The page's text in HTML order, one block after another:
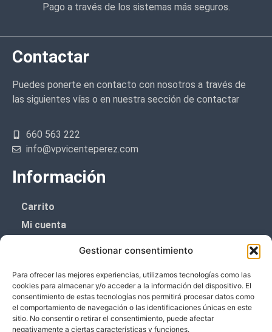
Gestionar consentimiento
Para ofrecer las mejores experiencias, utilizamos tecnologías como las
cookies para almacenar y/o acceder a la información del dispositivo. El
consentimiento de estas tecnologías nos permitirá procesar datos como
el comportamiento de navegación o las identificaciones únicas en este
sitio. No consentir o retirar el consentimiento, puede afectar
negativamente a ciertas características y funciones.
Pago a través de los sistemas más seguros.
Contactar
Puedes ponerte en contacto con nosotros a través de
las siguientes vías o en nuestra sección de contactar
660 563 222
info@vpvicenteperez.com
Información
Carrito
Mi cuenta
Política de cookies (UE)
Boletín de noticias